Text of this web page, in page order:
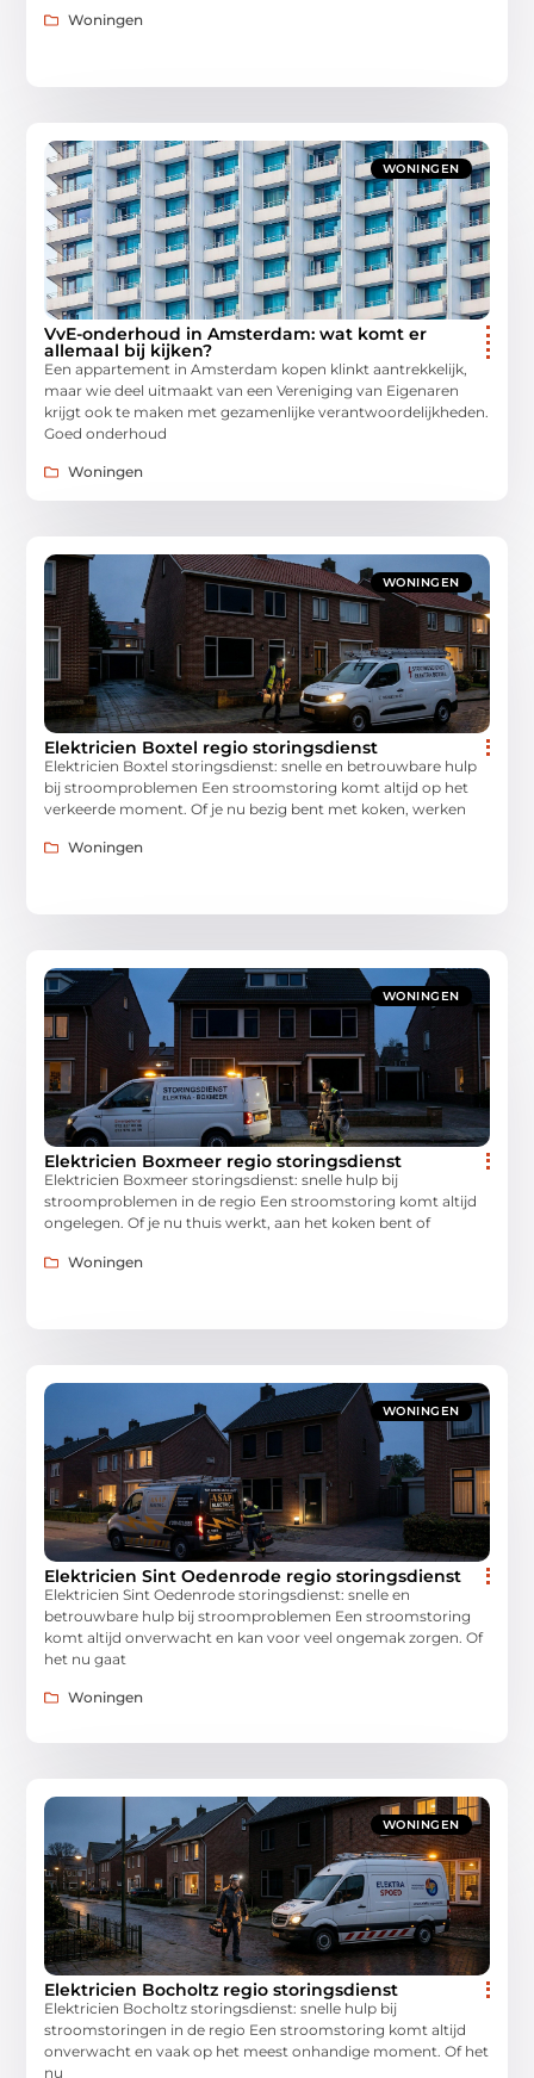
Woningen
WONINGEN
VvE-onderhoud in Amsterdam: wat komt er
allemaal bij kijken?
Een appartement in Amsterdam kopen klinkt aantrekkelijk,
maar wie deel uitmaakt van een Vereniging van Eigenaren
krijgt ook te maken met gezamenlijke verantwoordelijkheden.
Goed onderhoud
Woningen
WONINGEN
Elektricien Boxtel regio storingsdienst
Elektricien Boxtel storingsdienst: snelle en betrouwbare hulp
bij stroomproblemen Een stroomstoring komt altijd op het
verkeerde moment. Of je nu bezig bent met koken, werken
Woningen
WONINGEN
Elektricien Boxmeer regio storingsdienst
Elektricien Boxmeer storingsdienst: snelle hulp bij
stroomproblemen in de regio Een stroomstoring komt altijd
ongelegen. Of je nu thuis werkt, aan het koken bent of
Woningen
WONINGEN
Elektricien Sint Oedenrode regio storingsdienst
Elektricien Sint Oedenrode storingsdienst: snelle en
betrouwbare hulp bij stroomproblemen Een stroomstoring
komt altijd onverwacht en kan voor veel ongemak zorgen. Of
het nu gaat
Woningen
WONINGEN
Elektricien Bocholtz regio storingsdienst
Elektricien Bocholtz storingsdienst: snelle hulp bij
stroomstoringen in de regio Een stroomstoring komt altijd
onverwacht en vaak op het meest onhandige moment. Of het
nu